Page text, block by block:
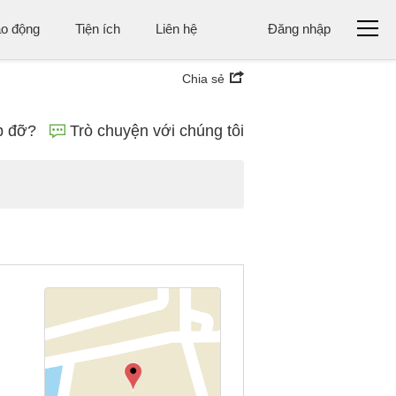
động Tiện ích Liên hệ Đăng nhập
Chia sẻ
đỡ? Trò chuyện với chúng tôi